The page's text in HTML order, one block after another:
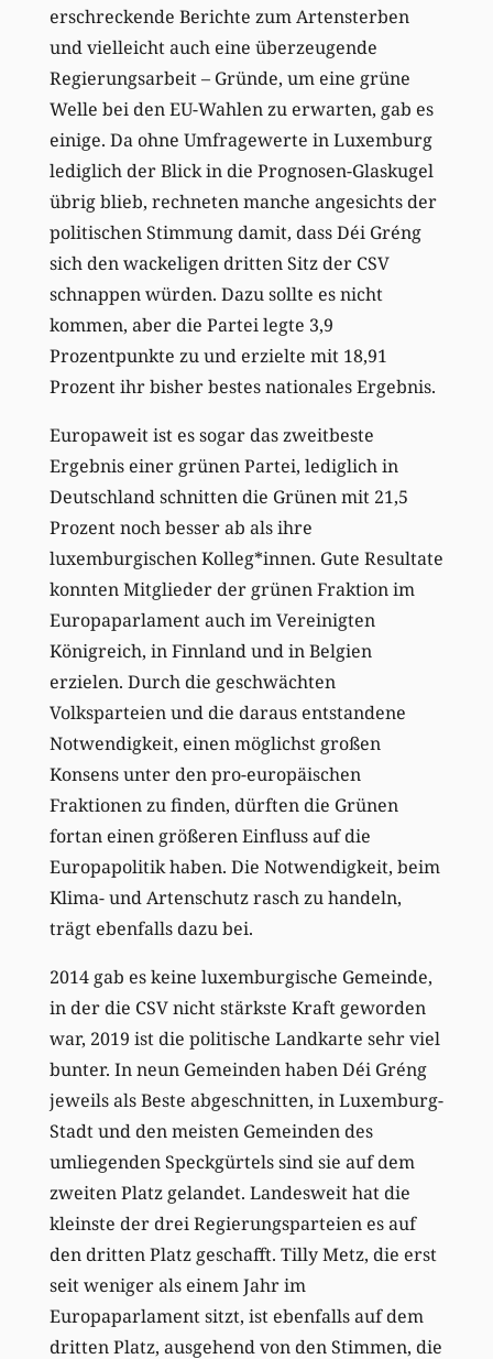
erschreckende Berichte zum Artensterben
und vielleicht auch eine überzeugende
Regierungsarbeit – Gründe, um eine grüne
Welle bei den EU-Wahlen zu erwarten, gab es
einige. Da ohne Umfragewerte in Luxemburg
lediglich der Blick in die Prognosen-Glaskugel
übrig blieb, rechneten manche angesichts der
politischen Stimmung damit, dass Déi Gréng
sich den wackeligen dritten Sitz der CSV
schnappen würden. Dazu sollte es nicht
kommen, aber die Partei legte 3,9
Prozentpunkte zu und erzielte mit 18,91
Prozent ihr bisher bestes nationales Ergebnis.
Europaweit ist es sogar das zweitbeste
Ergebnis einer grünen Partei, lediglich in
Deutschland schnitten die Grünen mit 21,5
Prozent noch besser ab als ihre
luxemburgischen Kolleg*innen. Gute Resultate
konnten Mitglieder der grünen Fraktion im
Europaparlament auch im Vereinigten
Königreich, in Finnland und in Belgien
erzielen. Durch die geschwächten
Volksparteien und die daraus entstandene
Notwendigkeit, einen möglichst großen
Konsens unter den pro-europäischen
Fraktionen zu finden, dürften die Grünen
fortan einen größeren Einfluss auf die
Europapolitik haben. Die Notwendigkeit, beim
Klima- und Artenschutz rasch zu handeln,
trägt ebenfalls dazu bei.
2014 gab es keine luxemburgische Gemeinde,
in der die CSV nicht stärkste Kraft geworden
war, 2019 ist die politische Landkarte sehr viel
bunter. In neun Gemeinden haben Déi Gréng
jeweils als Beste abgeschnitten, in Luxemburg-
Stadt und den meisten Gemeinden des
umliegenden Speckgürtels sind sie auf dem
zweiten Platz gelandet. Landesweit hat die
kleinste der drei Regierungsparteien es auf
den dritten Platz geschafft. Tilly Metz, die erst
seit weniger als einem Jahr im
Europaparlament sitzt, ist ebenfalls auf dem
dritten Platz, ausgehend von den Stimmen, die